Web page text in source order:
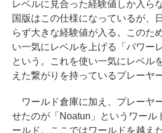
レベルに見合った経験値しか入ら
国版はこの仕様になっているが、
らず大きな経験値が入る。このた
い一気にレベルを上げる「パワー
という。これを使い一気にレベル
えた繋がりを持っているプレーヤ
ワールド倉庫に加え、プレーヤ
せたのが「Noatun」というワール
ールド。ここではワールドを越え